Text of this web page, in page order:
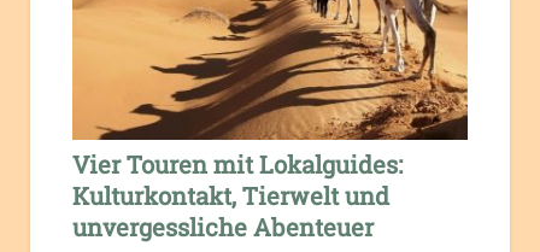
Vier Touren mit Lokalguides:
Kulturkontakt, Tierwelt und
unvergessliche Abenteuer